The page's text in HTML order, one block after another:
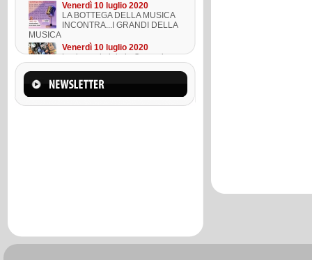
Venerdì 10 luglio 2020
LA BOTTEGA DELLA MUSICA
INCONTRA...I GRANDI DELLA
MUSICA
Venerdì 10 luglio 2020
Lezione ukulele in Omaggio
Mercoledì 22 marzo 2023
Suono l'ukulele in 8 lezioni